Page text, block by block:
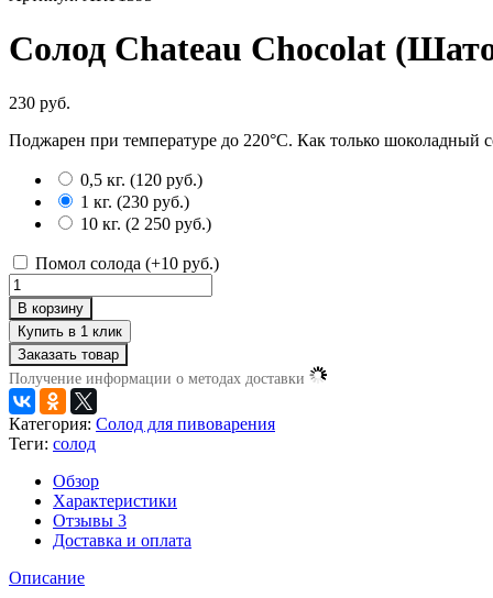
Солод Chateau Chocolat
230 руб.
Поджарен при температуре до 220°C. Как только шоколадный
0,5 кг. (120 руб.)
1 кг. (230 руб.)
10 кг. (2 250 руб.)
Помол солода (+10 руб.)
В корзину
Заказать товар
Получение информации о методах доставки
Категория: Солод для пивоварения
Теги: солод
Обзор
Характеристики
Отзывы 3
Доставка и оплата
Описание